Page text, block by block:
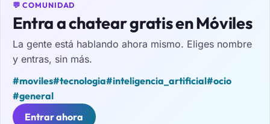
💬 COMUNIDAD
Entra a chatear gratis en Móviles
La gente está hablando ahora mismo. Eliges nombre
y entras, sin más.
#moviles#tecnologia#inteligencia_artificial#ocio
#general
Entrar ahora